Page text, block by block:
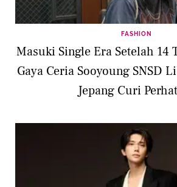
FASHION
Masuki Single Era Setelah 14
Gaya Ceria Sooyoung SNSD
Jepang Curi